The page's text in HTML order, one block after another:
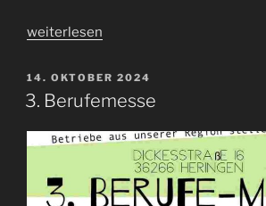
„Abschlussfahrt
weiterlesen
VERÖFFENTLICHT
AM
14. OKTOBER 2024
3. Berufemesse